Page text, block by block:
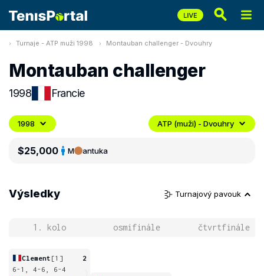
Turnaje - ATP muži 1998 Montauban challenger - Dvouhry
Montauban challenger
1998 Francie
1998 ATP (muži) - Dvouhry
$25,000 M antuka
Výsledky Turnajový pavouk
1. kolo osmifinále čtvrtfinále
Clement [1]
2
6-1, 4-6, 6-4